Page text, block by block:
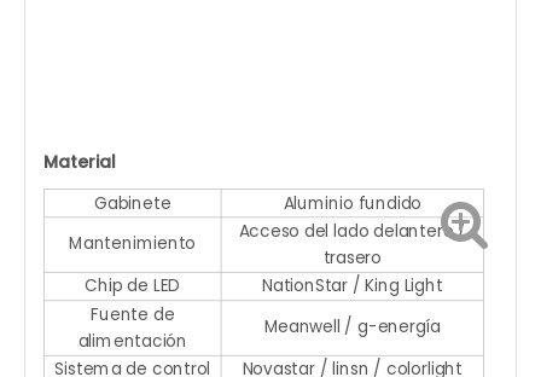
Material
Gabinete
Aluminio fundido
Mantenimiento
Acceso del lado delantero /
trasero
Chip de LED NationStar / King Light
Fuente de
alimentación
Meanwell / g-energía
Sistema de control
Novastar / linsn / colorlight